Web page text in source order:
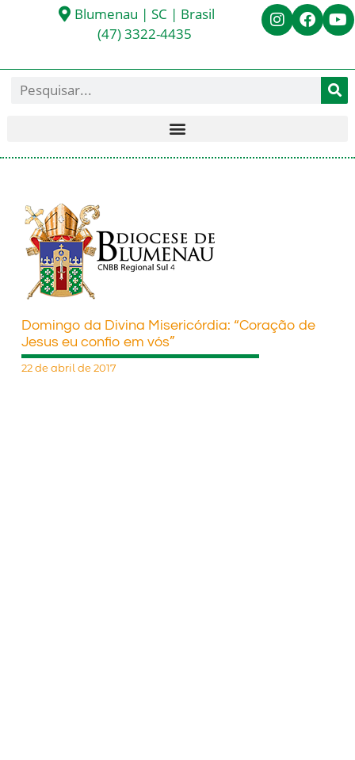
Blumenau | SC | Brasil
(47) 3322-4435
Domingo da Divina Misericórdia: “Coração de
Jesus eu confio em vós”
22 de abril de 2017